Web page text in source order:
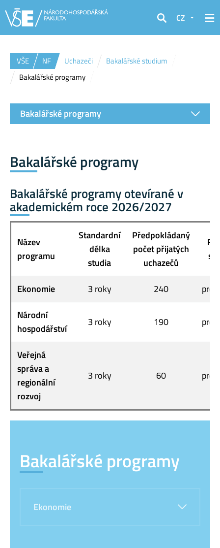
Hledat
CZ
VŠE NF Uchazeči
Bakalářské studium
Bakalářské programy
Bakalářské programy
Bakalářské programy otevírané v
akademickém roce 2026/2027
Název
programu
Standardní
délka
studia
Předpokládaný
počet přijatých
uchazečů
Ekonomie 3 roky 240
Národní
hospodářství
3 roky 190
Veřejná
správa a
regionální
rozvoj
3 roky 60
Bakalářské programy
Ekonomie
Bakalářské programy